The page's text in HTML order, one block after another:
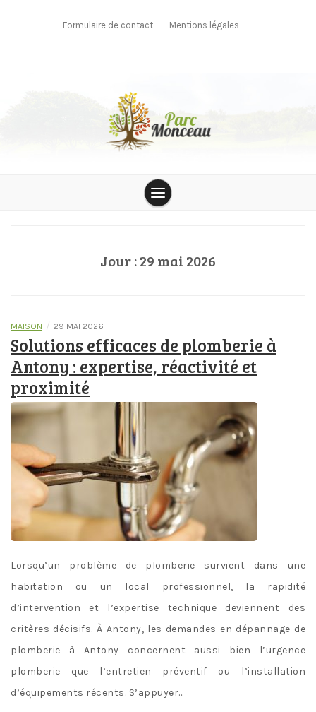
Formulaire de contact Mentions légales
Jour :29 mai 2026
MAISON / 29 MAI 2026
Solutions efficaces de plomberie à
Antony : expertise, réactivité et
proximité
Lorsqu’un problème de plomberie survient dans une
habitation ou un local professionnel, la rapidité
d’intervention et l’expertise technique deviennent des
critères décisifs. À Antony, les demandes en dépannage de
plomberie à Antony concernent aussi bien l’urgence
plomberie que l’entretien préventif ou l’installation
d’équipements récents. S’appuyer…